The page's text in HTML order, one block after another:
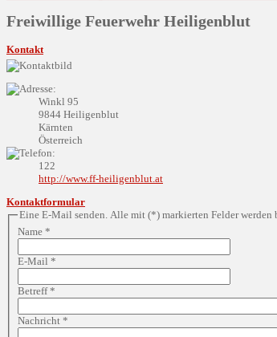
Freiwillige Feuerwehr Heiligenblut
Kontakt
Winkl 95
9844 Heiligenblut
Kärnten
Österreich
122
http://www.ff-heiligenblut.at
Kontaktformular
Eine E-Mail senden. Alle mit (*) markierten Felder werden
Name*
E-Mail *
Betreff*
Nachricht*